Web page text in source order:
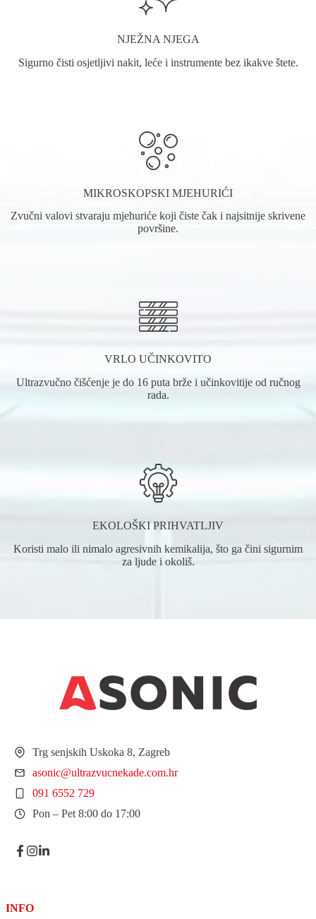
NJEŽNA NJEGA
Sigurno čisti osjetljivi nakit, leće i instrumente bez ikakve štete.
MIKROSKOPSKI MJEHURIĆI
Zvučni valovi stvaraju mjehuriće koji čiste čak i najsitnije skrivene
površine.
VRLO UČINKOVITO
Ultrazvučno čišćenje je do 16 puta brže i učinkovitije od ručnog
rada.
EKOLOŠKI PRIHVATLJIV
Koristi malo ili nimalo agresivnih kemikalija, što ga čini sigurnim
za ljude i okoliš.
Trg senjskih Uskoka 8, Zagreb
asonic@ultrazvucnekade.com.hr
091 6552 729
Pon – Pet 8:00 do 17:00
INFO